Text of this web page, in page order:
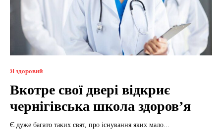
Я здоровий
Вкотре свої двері відкриє
чернігівська школа здоров’я
Є дуже багато таких свят, про існування яких мало...